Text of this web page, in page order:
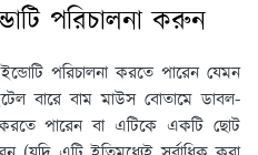
পরিচালনা করুন
পরিচালনা করতে পারেন যেমন
বারে বাম মাউস বোতামে ডাবল-
পারেন বা এটিকে একটি ছোট